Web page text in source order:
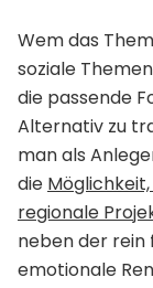
Wem das
soziale
die passende
Alternativ zu
man als
die
regionale
neben der rein
emotionale